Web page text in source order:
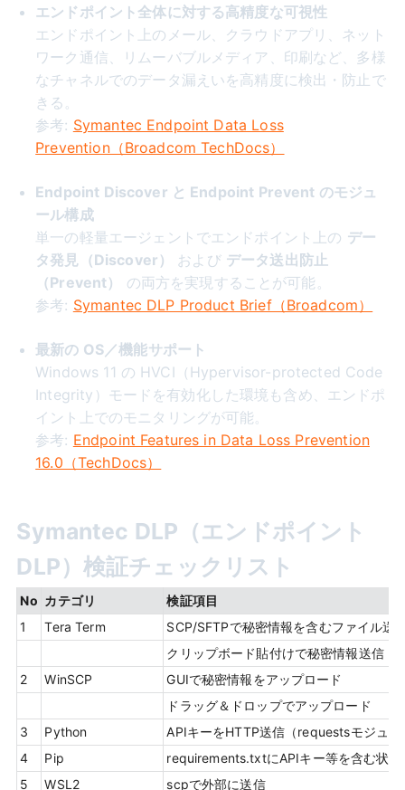
エンドポイント全体に対する高精度な可視性
エンドポイント上のメール、クラウドアプリ、ネット
ワーク通信、リムーバブルメディア、印刷など、多様
なチャネルでのデータ漏えいを高精度に検出・防止で
きる。
参考: Symantec Endpoint Data Loss
Prevention（Broadcom TechDocs）
Endpoint Discover と Endpoint Prevent のモジュ
ール構成
単一の軽量エージェントでエンドポイント上の デー
タ発見（Discover）
および データ送出防止
（Prevent）
の両方を実現することが可能。
参考: Symantec DLP Product Brief（Broadcom）
最新の OS／機能サポート
Windows 11 の HVCI（Hypervisor-protected Code
Integrity）モードを有効化した環境も含め、エンドポ
イント上でのモニタリングが可能。
参考: Endpoint Features in Data Loss Prevention
16.0（TechDocs）
Symantec DLP（エンドポイント
DLP）検証チェックリスト
No カテゴリ
検証項目
1
Tera Term
SCP/SFTPで秘密情報を含むファイル送
クリップボード貼付けで秘密情報送信
2
WinSCP
GUIで秘密情報をアップロード
ドラッグ＆ドロップでアップロード
3
Python
APIキーをHTTP送信（requestsモジュー
4
Pip
requirements.txtにAPIキー等を含む状態
5
WSL2 scpで外部に送信